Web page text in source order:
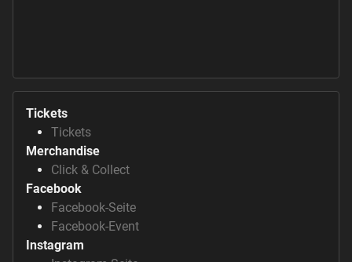
Tickets
Tickets
Merchandise
Click & Collect
Facebook
Facebook-Seite
Facebook-Event
Instagram